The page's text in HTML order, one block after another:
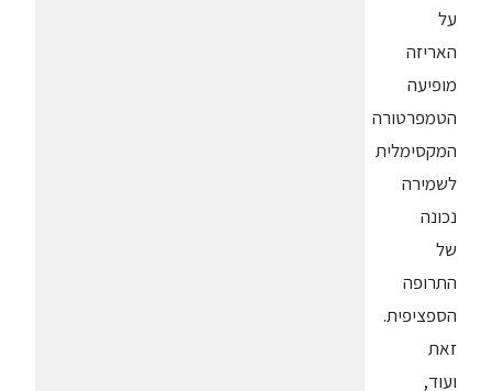
על
האריזה
מופיעה
הטמפרטורה
המקסימלית
לשמירה
נכונה
של
התרופה
הספציפית.
זאת
ועוד,